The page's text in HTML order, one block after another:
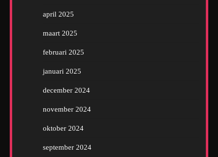
april 2025
maart 2025
februari 2025
januari 2025
december 2024
november 2024
oktober 2024
september 2024